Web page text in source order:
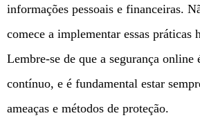
informações pessoais e financeiras.
comece a implementar essas práticas
Lembre-se de que a segurança online
contínuo, e é fundamental estar
ameaças e métodos de proteção.